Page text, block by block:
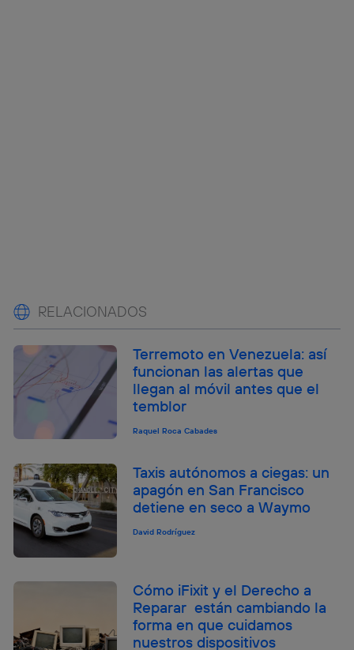
RELACIONADOS
Terremoto en Venezuela: así
funcionan las alertas que
llegan al móvil antes que el
temblor
Raquel Roca Cabades
Taxis autónomos a ciegas: un
apagón en San Francisco
detiene en seco a Waymo
David Rodríguez
Cómo iFixit y el Derecho a
Reparar están cambiando la
forma en que cuidamos
nuestros dispositivos